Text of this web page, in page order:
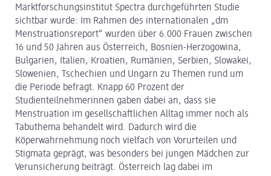
Marktforschungsinstitut Spectra durchgeführten Studie
sichtbar wurde: Im Rahmen des internationalen „dm
Menstruationsreport“ wurden über 6.000 Frauen zwischen
16 und 50 Jahren aus Österreich, Bosnien-Herzogowina,
Bulgarien, Italien, Kroatien, Rumänien, Serbien, Slowakei,
Slowenien, Tschechien und Ungarn zu Themen rund um
die Periode befragt. Knapp 60 Prozent der
Studienteilnehmerinnen gaben dabei an, dass sie
Menstruation im gesellschaftlichen Alltag immer noch als
Tabuthema behandelt wird. Dadurch wird die
Köperwahrnehmung noch vielfach von Vorurteilen und
Stigmata geprägt, was besonders bei jungen Mädchen zur
Verunsicherung beiträgt. Österreich lag dabei im